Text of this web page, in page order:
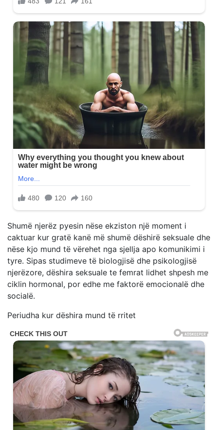
Shumë njerëz pyesin nëse ekziston një moment i
caktuar kur gratë kanë më shumë dëshirë seksuale dhe
nëse kjo mund të vërehet nga sjellja apo komunikimi i
tyre. Sipas studimeve të biologjisë dhe psikologjisë
njerëzore, dëshira seksuale te femrat lidhet shpesh me
ciklin hormonal, por edhe me faktorë emocionalë dhe
socialë.
Periudha kur dëshira mund të rritet